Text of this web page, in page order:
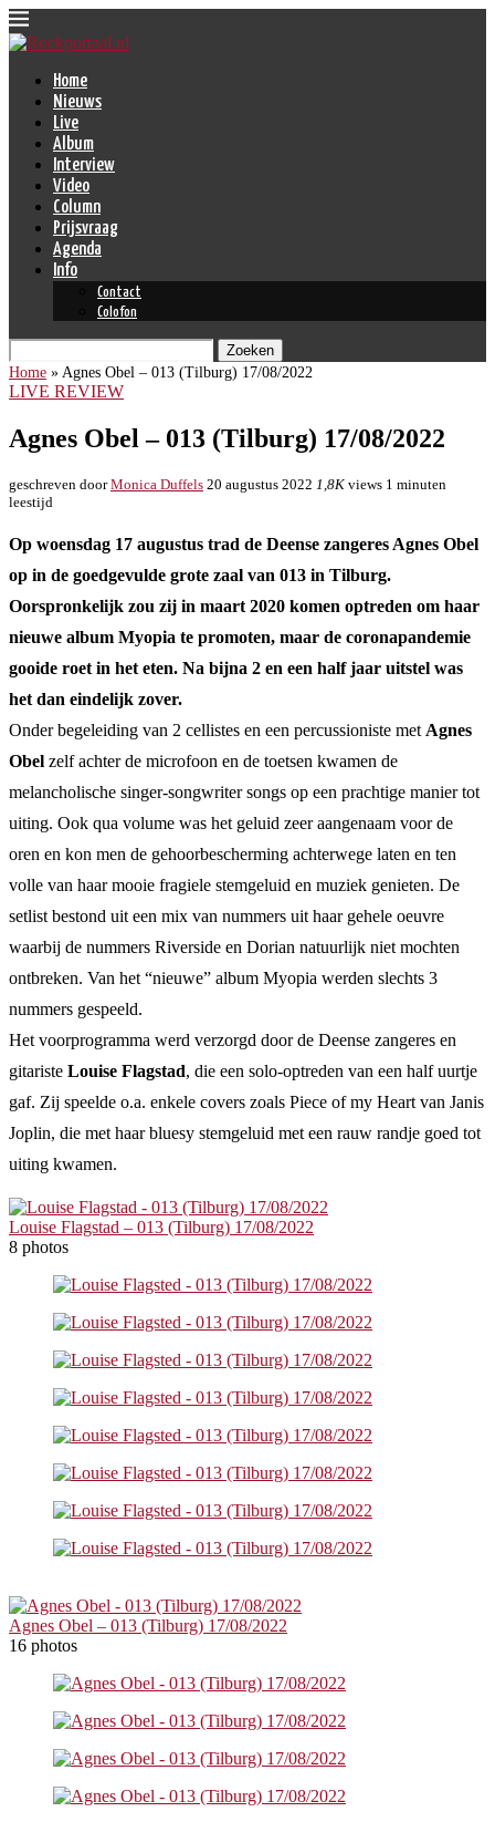
Home
Nieuws
Live
Album
Interview
Video
Column
Prijsvraag
Agenda
Info
Contact
Colofon
Zoeken
Home » Agnes Obel – 013 (Tilburg) 17/08/2022
LIVE REVIEW
Agnes Obel – 013 (Tilburg) 17/08/2022
geschreven doorMonica Duffels 20 augustus 2022 1,8K views 1 minuten
leestijd
Op woensdag 17 augustus trad de Deense zangeres Agnes Obel
op in de goedgevulde grote zaal van 013 in Tilburg.
Oorspronkelijk zou zij in maart 2020 komen optreden om haar
nieuwe album Myopia te promoten, maar de coronapandemie
gooide roet in het eten. Na bijna 2 en een half jaar uitstel was
het dan eindelijk zover.
Onder begeleiding van 2 cellistes en een percussioniste met Agnes
Obel zelf achter de microfoon en de toetsen kwamen de
melancholische singer-songwriter songs op een prachtige manier tot
uiting. Ook qua volume was het geluid zeer aangenaam voor de
oren en kon men de gehoorbescherming achterwege laten en ten
volle van haar mooie fragiele stemgeluid en muziek genieten. De
setlist bestond uit een mix van nummers uit haar gehele oeuvre
waarbij de nummers Riverside en Dorian natuurlijk niet mochten
ontbreken. Van het “nieuwe” album Myopia werden slechts 3
nummers gespeeld.
Het voorprogramma werd verzorgd door de Deense zangeres en
gitariste Louise Flagstad, die een solo-optreden van een half uurtje
gaf. Zij speelde o.a. enkele covers zoals Piece of my Heart van Janis
Joplin, die met haar bluesy stemgeluid met een rauw randje goed tot
uiting kwamen.
Louise Flagstad – 013 (Tilburg) 17/08/2022
8 photos
Agnes Obel – 013 (Tilburg) 17/08/2022
16 photos